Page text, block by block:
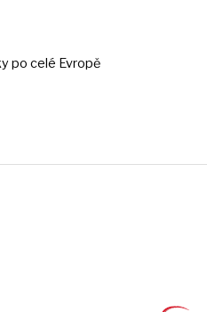
po celé Evropě